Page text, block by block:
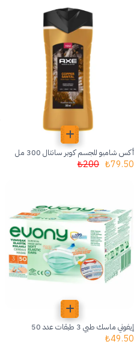
أكس شامبو للجسم كوبر سانتال 300 مل
79.50
₺
200
₺
إيفوني ماسك طبي 3 طبقات عدد 50
49.50
₺